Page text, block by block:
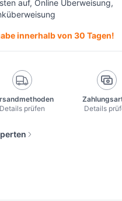
auf, Online Überweisung,
innerhalb von 30 Tagen!
Details prüfen
Details